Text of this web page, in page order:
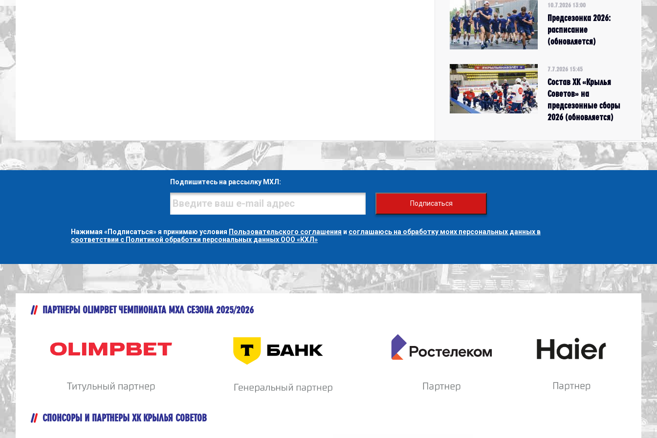
10.7.2026 13:00
Предсезонка 2026:
расписание
(обновляется)
7.7.2026 15:45
Состав ХК «Крылья
Советов» на
предсезонные сборы
2026 (обновляется)
Подпишитесь на рассылку МХЛ:
Подписаться
Нажимая «Подписаться» я принимаю условия Пользовательского соглашения и соглашаюсь на обработку моих персональных данных в
соответствии с Политикой обработки персональных данных ООО «КХЛ»
ПАРТНЕРЫ OLIMPBET ЧЕМПИОНАТА МХЛ СЕЗОНА 2025/2026
СПОНСОРЫ И ПАРТНЕРЫ ХК КРЫЛЬЯ СОВЕТОВ